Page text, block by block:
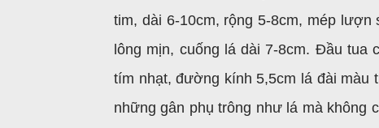
tim, dài 6-10cm, rộng 5-8cm, mép
lông mịn, cuống lá dài 7-8cm. Đầu tua
tím nhạt, đường kính 5,5cm lá đài
những gân phụ trông như lá mà không